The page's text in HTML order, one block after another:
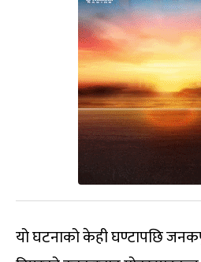
यो घटनाको केही घण्टापछि